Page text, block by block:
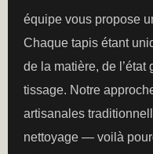
équipe vous propose
Chaque tapis étant
de la matière, de
tissage. Notre
artisanales
nettoyage — voilà